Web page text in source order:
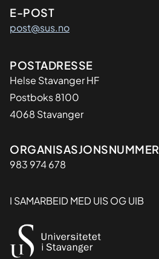
E-POST
post@sus.no
Adresse
POSTADRESSE
Helse Stavanger HF
Postboks 8100
4068 Stavanger
Organisasjon
ORGANISASJONSNUMMER
983 974 678
I SAMARBEID MED UIS OG UIB